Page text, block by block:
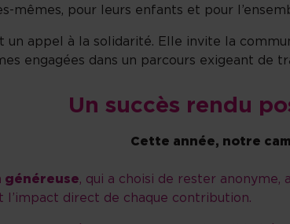
mêmes, pour leurs enfants et pour
un appel à la solidarité. Elle invite la
engagées dans un parcours exigeant de
Un succès rendu
Cette année, notre
généreuse, qui a choisi de rester anonyme, a
l’impact direct de chaque contribution.